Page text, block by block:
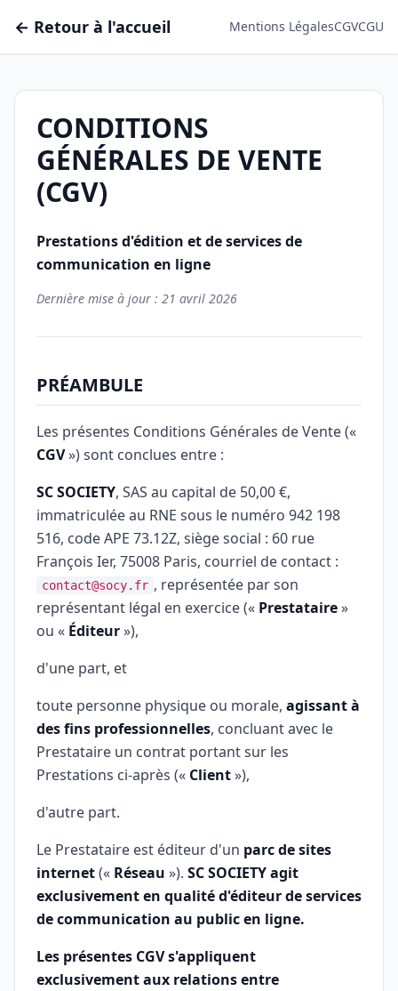
← Retour à l'accueil Mentions LégalesCGVCGU
CONDITIONS
GÉNÉRALES DE VENTE
(CGV)
Prestations d'édition et de services de
communication en ligne
Dernière mise à jour : 21 avril 2026
PRÉAMBULE
Les présentes Conditions Générales de Vente («
CGV») sont conclues entre :
SC SOCIETY, SAS au capital de 50,00 €,
immatriculée au RNE sous le numéro 942 198
516, code APE 73.12Z, siège social : 60 rue
François Ier, 75008 Paris, courriel de contact :
contact@socy.fr , représentée par son
représentant légal en exercice (« Prestataire»
ou « Éditeur»),
d'une part, et
toute personne physique ou morale, agissant à
des fins professionnelles, concluant avec le
Prestataire un contrat portant sur les
Prestations ci-après (« Client»),
d'autre part.
Le Prestataire est éditeur d'un parc de sites
internet(« Réseau »). SC SOCIETY agit
exclusivement en qualité d'éditeur de services
de communication au public en ligne.
Les présentes CGV s'appliquent
exclusivement aux relations entre